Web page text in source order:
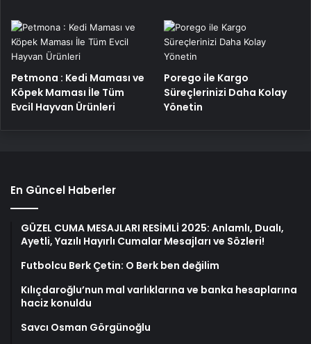
Petmona : Kedi Maması ve
Köpek Maması İle Tüm
Evcil Hayvan Ürünleri
Porego ile Kargo
Süreçlerinizi Daha Kolay
Yönetin
En Güncel Haberler
GÜZEL CUMA MESAJLARI RESİMLİ 2025: Anlamlı, Dualı,
Ayetli, Yazılı Hayırlı Cumalar Mesajları ve Sözleri!
Futbolcu Berk Çetin: O Berk ben değilim
Kılıçdaroğlu’nun mal varlıklarına ve banka hesaplarına
haciz konuldu
Savcı Osman Görgünoğlu